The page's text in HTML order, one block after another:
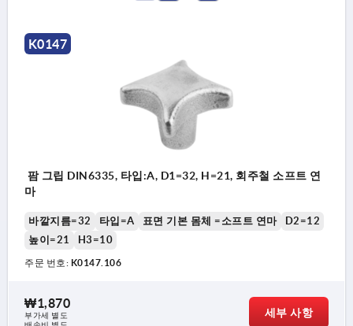
K0147
팜 그립 DIN6335, 타입:A, D1=32, H=21, 회주철 소프트 연
마
바깥지름=32 타입=A 표면 기본 몸체 =소프트 연마
D2=12
높이=21
H3=10
주문 번호: K0147.106
₩1,870
부가세 별도
세부 사항